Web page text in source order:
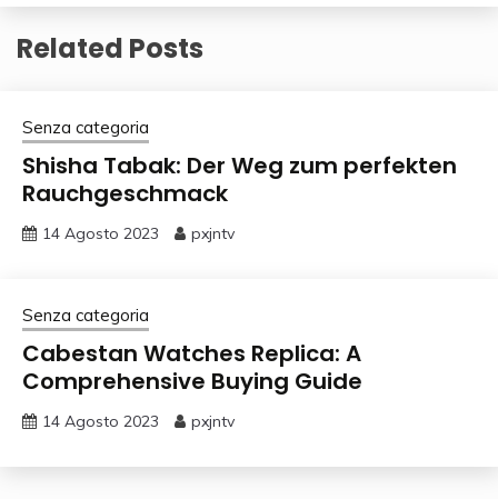
Related Posts
Senza categoria
Shisha Tabak: Der Weg zum perfekten
Rauchgeschmack
14 Agosto 2023 pxjntv
Senza categoria
Cabestan Watches Replica: A
Comprehensive Buying Guide
14 Agosto 2023 pxjntv